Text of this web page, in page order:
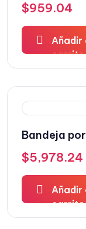
QUE DESEEE
$959.04
Añadir
carrito
Bandeja
$5,978.24
Añadir
carrito